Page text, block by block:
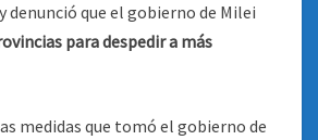
denunció que el gobierno de Milei
para despedir a más
medidas que tomó el gobierno de